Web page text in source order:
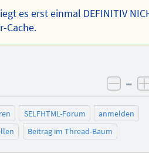
es erst einmal DEFINITIV
Cache.
–
SELFHTML-Forum
anmelden
Beitrag im Thread-Baum